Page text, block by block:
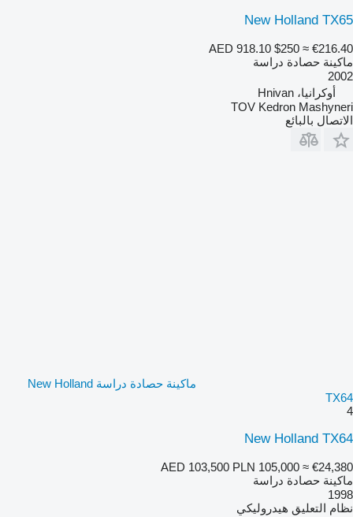
New Holland TX65
AED 918.10 $250 ≈ €216.40
ماكينة حصادة دراسة
2002
أوكرانيا، Hnivan
TOV Kedron Mashyneri
الاتصال بالبائع
ماكينة حصادة دراسة New Holland
TX64
4
New Holland TX64
AED 103,500 PLN 105,000 ≈ €24,380
ماكينة حصادة دراسة
1998
نظام التعليق هيدروليكي